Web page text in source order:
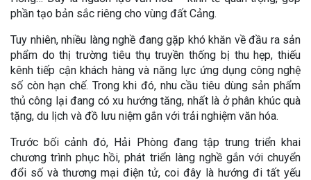
phần tạo bản sắc riêng cho vùng đất Cảng.
Tuy nhiên, nhiều làng nghề đang gặp khó khăn về đầu ra sản
phẩm do thị trường tiêu thụ truyền thống bị thu hẹp, thiếu
kênh tiếp cận khách hàng và năng lực ứng dụng công nghệ
số còn hạn chế. Trong khi đó, nhu cầu tiêu dùng sản phẩm
thủ công lại đang có xu hướng tăng, nhất là ở phân khúc quà
tặng, du lịch và đồ lưu niệm gắn với trải nghiệm văn hóa.
Trước bối cảnh đó, Hải Phòng đang tập trung triển khai
chương trình phục hồi, phát triển làng nghề gắn với chuyển
đổi số và thương mại điện tử, coi đây là hướng đi tất yếu